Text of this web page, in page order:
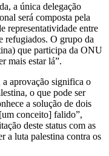
a única delegação
será composta pela
representatividade entre
refugiados. O grupo da
que participa da ONU
mais estar lá”.
a aprovação significa o
o que pode ser
a solução de dois
conceito] falido”,
deste status com as
a luta palestina contra os